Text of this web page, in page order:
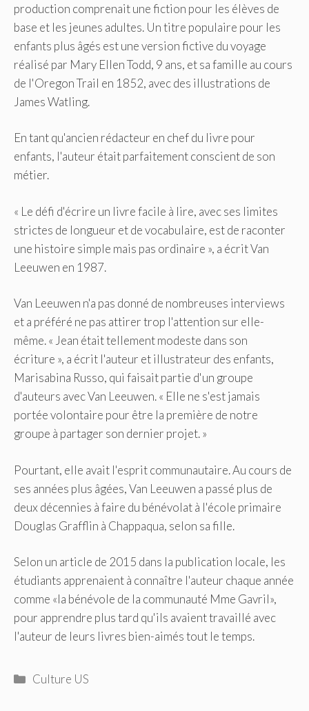
production comprenait une fiction pour les élèves de
base et les jeunes adultes. Un titre populaire pour les
enfants plus âgés est une version fictive du voyage
réalisé par Mary Ellen Todd, 9 ans, et sa famille au cours
de l'Oregon Trail en 1852, avec des illustrations de
James Watling.
En tant qu'ancien rédacteur en chef du livre pour
enfants, l'auteur était parfaitement conscient de son
métier.
« Le défi d'écrire un livre facile à lire, avec ses limites
strictes de longueur et de vocabulaire, est de raconter
une histoire simple mais pas ordinaire », a écrit Van
Leeuwen en 1987.
Van Leeuwen n'a pas donné de nombreuses interviews
et a préféré ne pas attirer trop l'attention sur elle-
même. « Jean était tellement modeste dans son
écriture », a écrit l'auteur et illustrateur des enfants,
Marisabina Russo, qui faisait partie d'un groupe
d'auteurs avec Van Leeuwen. « Elle ne s'est jamais
portée volontaire pour être la première de notre
groupe à partager son dernier projet. »
Pourtant, elle avait l'esprit communautaire. Au cours de
ses années plus âgées, Van Leeuwen a passé plus de
deux décennies à faire du bénévolat à l'école primaire
Douglas Grafflin à Chappaqua, selon sa fille.
Selon un article de 2015 dans la publication locale, les
étudiants apprenaient à connaître l'auteur chaque année
comme «la bénévole de la communauté Mme Gavril»,
pour apprendre plus tard qu'ils avaient travaillé avec
l'auteur de leurs livres bien-aimés tout le temps.
Catégories
Culture US